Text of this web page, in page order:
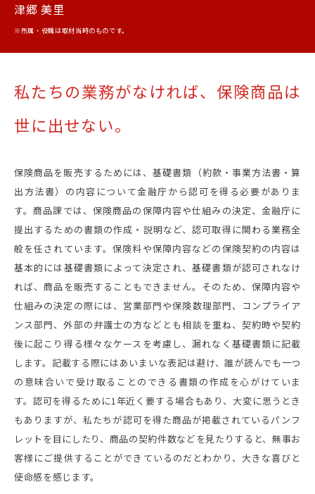
津郷 美里
※所属・役職は取材当時のものです。
私たちの業務がなければ、保険商品は
世に出せない。
保険商品を販売するためには、基礎書類（約款・事業方法書・算
出方法書）の内容について金融庁から認可を得る必要がありま
す。商品課では、保険商品の保障内容や仕組みの決定、金融庁に
提出するための書類の作成・説明など、認可取得に関わる業務全
般を任されています。保険料や保障内容などの保険契約の内容は
基本的には基礎書類によって決定され、基礎書類が認可されなけ
れば、商品を販売することもできません。そのため、保障内容や
仕組みの決定の際には、営業部門や保険数理部門、コンプライア
ンス部門、外部の弁護士の方などとも相談を重ね、契約時や契約
後に起こり得る様々なケースを考慮し、漏れなく基礎書類に記載
します。記載する際にはあいまいな表記は避け、誰が読んでも一つ
の意味合いで受け取ることのできる書類の作成を心がけていま
す。認可を得るために1年近く要する場合もあり、大変に思うとき
もありますが、私たちが認可を得た商品が掲載されているパンフ
レットを目にしたり、商品の契約件数などを見たりすると、無事お
客様にご提供することができているのだとわかり、大きな喜びと
使命感を感じます。